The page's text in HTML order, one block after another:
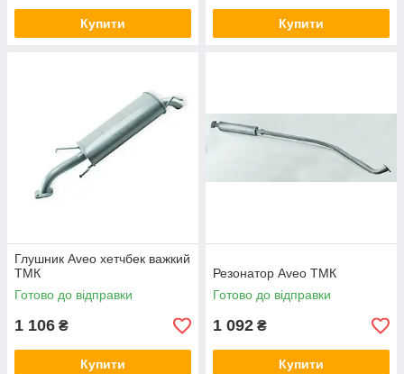
Купити Купити
Глушник Aveo хетчбек важкий
ТМК
Готово до відправки
1 106 ₴
Купити
Резонатор Aveo ТМК
Готово до відправки
1 092 ₴
Купити